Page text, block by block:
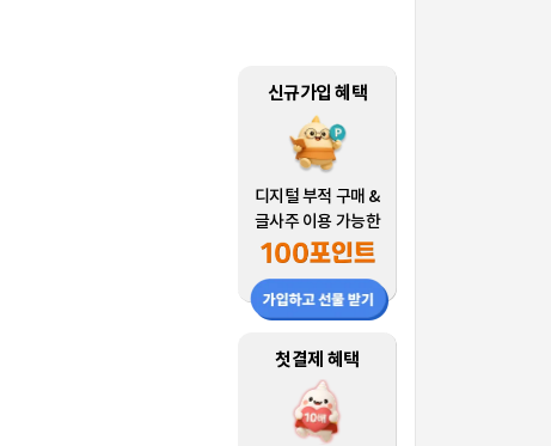
신규가입 혜택
디지털 부적 구매 &
글사주 이용 가능한
첫결제 혜택